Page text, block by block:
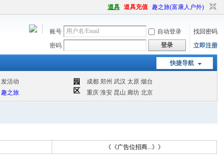
道具 道具充值 趣之旅(富康人户外)
账号 自动登录
找回密码
密码
登录 立即注册
快捷导航
《《广告位招商...》》